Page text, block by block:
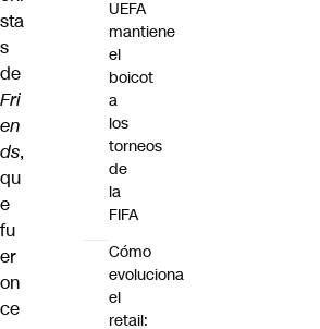
sta
s
de
Fri
en
ds,
qu
e
fu
er
on
ce
UEFA
mantiene
el
boicot
a
los
torneos
de
la
FIFA
Cómo
evoluciona
el
retail: